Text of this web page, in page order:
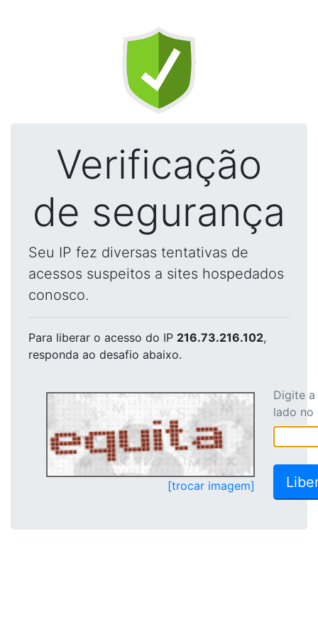
Verificação
de segurança
Seu IP fez diversas tentativas de
acessos suspeitos a sites hospedados
conosco.
Para liberar o acesso do IP 216.73.216.102,
responda ao desafio abaixo.
[trocar imagem]
Digite
lado no